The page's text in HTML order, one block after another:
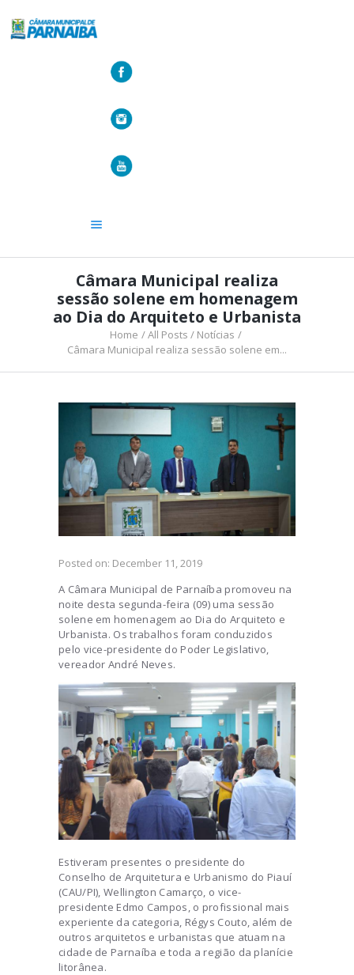
Câmara Municipal realiza
sessão solene em homenagem
ao Dia do Arquiteto e Urbanista
Home All Posts
Notícias
Câmara Municipal realiza sessão solene em...
VEREADORES
LEGISLATIVO
TRANSPARÊNCIA
Posted on: December 11, 2019
A Câmara Municipal de Parnaíba promoveu na
noite desta segunda-feira (09) uma sessão
solene em homenagem ao Dia do Arquiteto e
Urbanista. Os trabalhos foram conduzidos
pelo vice-presidente do Poder Legislativo,
vereador André Neves.
Estiveram presentes o presidente do
Conselho de Arquitetura e Urbanismo do Piauí
(CAU/PI), Wellington Camarço, o vice-
presidente Edmo Campos, o profissional mais
experiente da categoria, Régys Couto, além de
outros arquitetos e urbanistas que atuam na
cidade de Parnaíba e toda a região da planície
litorânea.